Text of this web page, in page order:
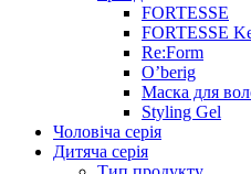
FORTESSE
FORTESSE
Re:Form
O’berig
Маска для
Styling Gel
Чоловіча серія
Дитяча серія